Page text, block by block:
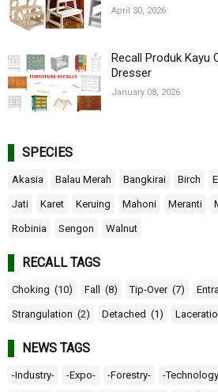
April 30, 2026
Recall Produk Kayu
Dresser
January 08, 2026
SPECIES
Akasia Balau Merah Bangkirai Birch
Jati Karet Keruing Mahoni Meranti
Robinia Sengon Walnut
RECALL TAGS
Choking (10) Fall (8) Tip-Over (7)
Strangulation (2) Detached (1)
NEWS TAGS
-Industry- -Expo- -Forestry- -